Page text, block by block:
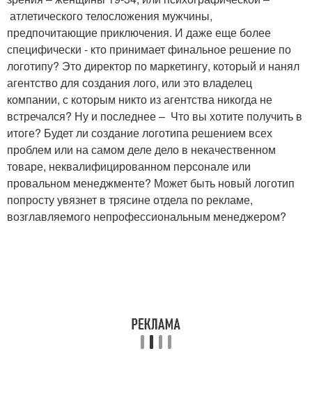
атлетического телосложения мужчины,
предпочитающие приключения. И даже еще более
специфически - кто принимает финальное решение по
логотипу? Это директор по маркетингу, который и нанял
агентство для создания лого, или это владелец
компании, с которым никто из агентства никогда не
встречался? Ну и последнее – Что вы хотите получить в
итоге? Будет ли создание логотипа решением всех
проблем или на самом деле дело в некачественном
товаре, неквалифицированном персонале или
провальном менеджменте? Может быть новый логотип
попросту увязнет в трясине отдела по рекламе,
возглавляемого непрофессиональным менеджером?